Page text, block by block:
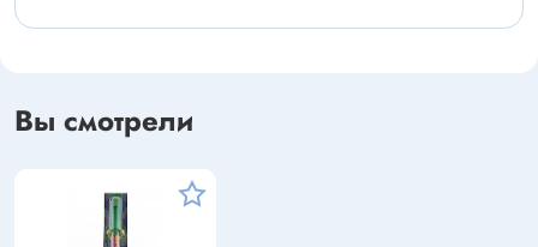
Вы смотрели